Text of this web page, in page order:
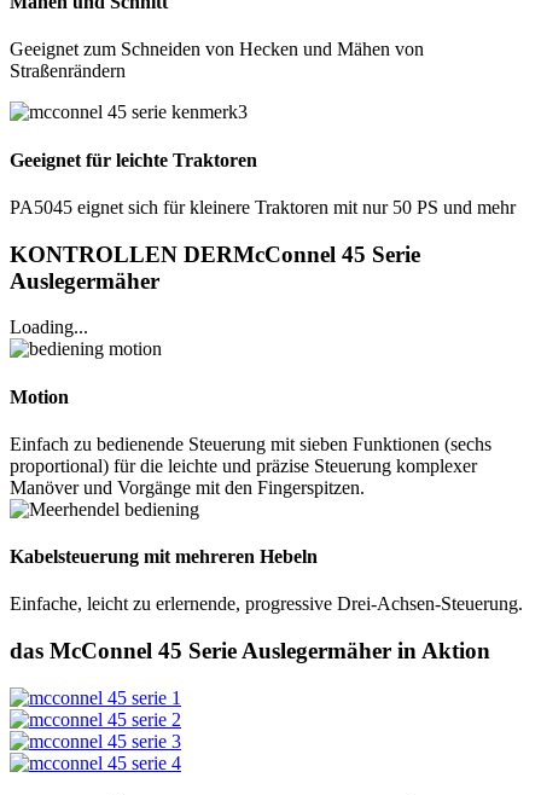
Geeignet zum Schneiden von Hecken und Mähen von
Straßenrändern
Geeignet für leichte Traktoren
PA5045 eignet sich für kleinere Traktoren mit nur 50 PS und mehr
KONTROLLEN DERMcConnel 45 Serie
Auslegermäher
Loading...
Motion
Einfach zu bedienende Steuerung mit sieben Funktionen (sechs
proportional) für die leichte und präzise Steuerung komplexer
Manöver und Vorgänge mit den Fingerspitzen.
Kabelsteuerung mit mehreren Hebeln
Einfache, leicht zu erlernende, progressive Drei-Achsen-Steuerung.
das McConnel 45 Serie Auslegermäher in Aktion